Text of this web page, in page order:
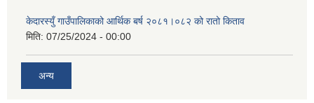
केदारस्युँ गाउँपालिकाको आर्थिक बर्ष २०८१।०८२ को रातो किताव
मिति: 07/25/2024 - 00:00
अन्य